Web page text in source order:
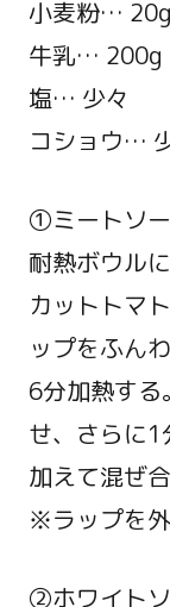
小麦粉… 20g
牛乳… 200g
塩… 少々
コショウ…
①ミートソ
耐熱ボウル
カットトマ
ップをふん
6分加熱する
せ、さらに1
加えて混ぜ
※ラップを外
②ホワイト